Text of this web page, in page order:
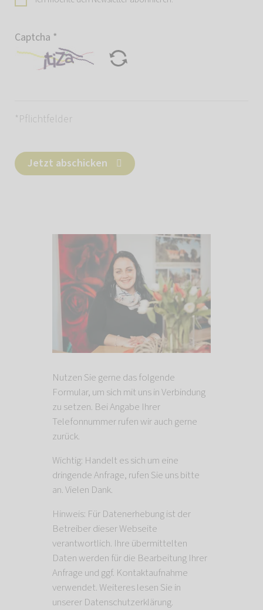
Captcha *
*Pflichtfelder
Jetzt abschicken
Nutzen Sie gerne das folgende
Formular, um sich mit uns in Verbindung
zu setzen. Bei Angabe Ihrer
Telefonnummer rufen wir auch gerne
zurück.
Wichtig: Handelt es sich um eine
dringende Anfrage, rufen Sie uns bitte
an. Vielen Dank.
Hinweis: Für Datenerhebung ist der
Betreiber dieser Webseite
verantwortlich. Ihre übermittelten
Daten werden für die Bearbeitung Ihrer
Anfrage und ggf. Kontaktaufnahme
verwendet. Weiteres lesen Sie in
unserer Datenschutzerklärung.